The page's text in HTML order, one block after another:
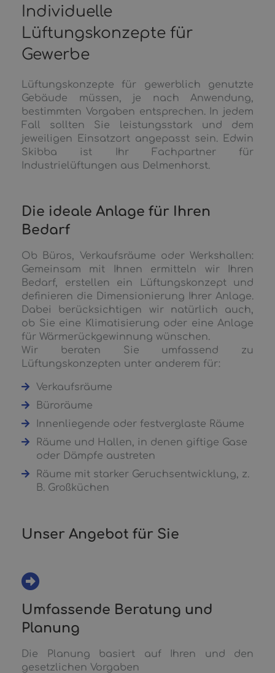
Individuelle
Lüftungskonzepte für
Gewerbe
Lüftungskonzepte für gewerblich genutzte
Gebäude müssen, je nach Anwendung,
bestimmten Vorgaben entsprechen. In jedem
Fall sollten Sie leistungsstark und dem
jeweiligen Einsatzort angepasst sein. Edwin
Skibba ist Ihr Fachpartner für
Industrielüftungen aus Delmenhorst.
Die ideale Anlage für Ihren
Bedarf
Ob Büros, Verkaufsräume oder Werkshallen:
Gemeinsam mit Ihnen ermitteln wir Ihren
Bedarf, erstellen ein Lüftungskonzept und
definieren die Dimensionierung Ihrer Anlage.
Dabei berücksichtigen wir natürlich auch,
ob Sie eine Klimatisierung oder eine Anlage
für Wärmerückgewinnung wünschen.
Wir beraten Sie umfassend zu
Lüftungskonzepten unter anderem für:
Verkaufsräume
Büroräume
Innenliegende oder festverglaste Räume
Räume und Hallen, in denen giftige Gase
oder Dämpfe austreten
Räume mit starker Geruchsentwicklung, z.
B. Großküchen
Unser Angebot für Sie
Umfassende Beratung und
Planung
Die Planung basiert auf Ihren und den
gesetzlichen Vorgaben